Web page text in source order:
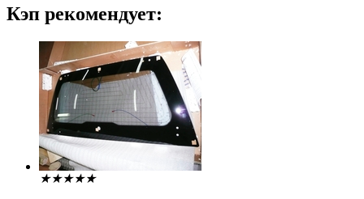
Кэп рекомендует:
★★★★★